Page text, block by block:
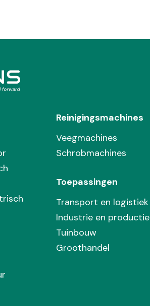
Reinigingsmachines
Veegmachines
Schrobmachines
Toepassingen
Transport en logistiek
Industrie en productie
Tuinbouw
Groothandel